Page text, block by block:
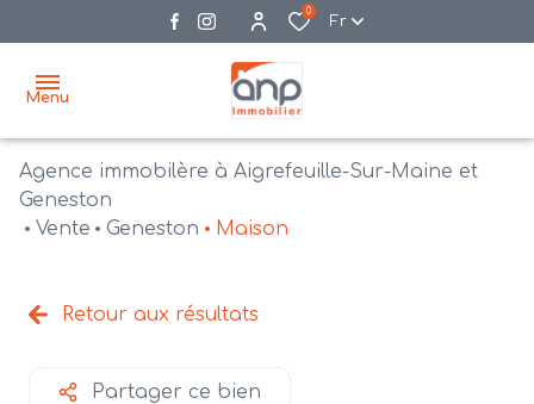
0
Fr
Menu
accueil
vente
agences
Agence immobilère à Aigrefeuille-Sur-Maine et
Geneston
Vente
Geneston Maison
Retour aux résultats
Partager ce bien